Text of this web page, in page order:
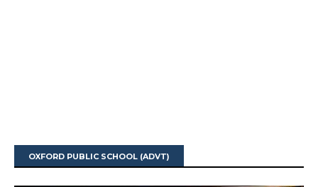
OXFORD PUBLIC SCHOOL (ADVT)